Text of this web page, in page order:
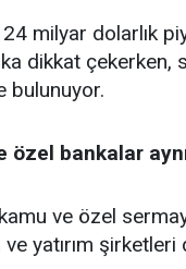
24 milyar dolarlık
dikkat çekerken,
bulunuyor.
özel bankalar
ve özel
yatırım şirketleri